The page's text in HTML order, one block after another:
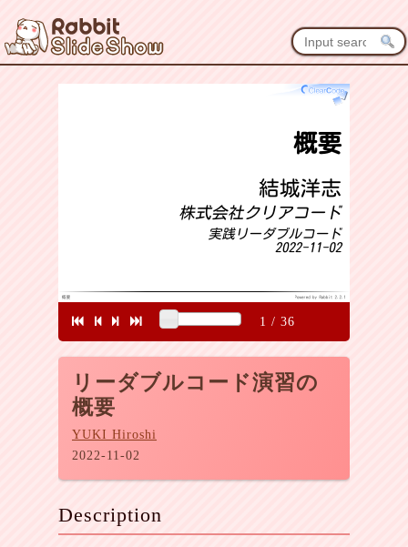
リーダブルコード演習の
概要
YUKI Hiroshi
2022-11-02
1 / 36
Description